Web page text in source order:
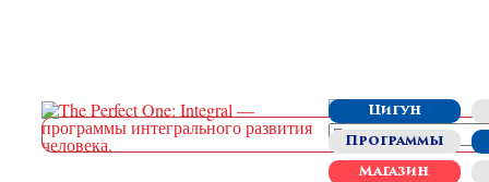
Цигун
Программы
Магазин